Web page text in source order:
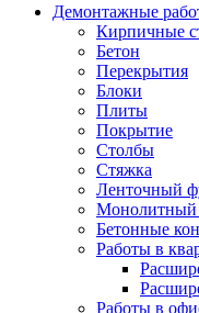
Демонтажные
Кирпичные
Бетон
Перекрытия
Блоки
Плиты
Покрытие
Столбы
Стяжка
Ленточный
Монолитный
Бетонные
Работы в
Работы в